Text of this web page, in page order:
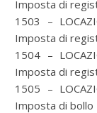
Imposta di
1503 –
Imposta di
1504 –
Imposta di
1505 –
Imposta di bollo